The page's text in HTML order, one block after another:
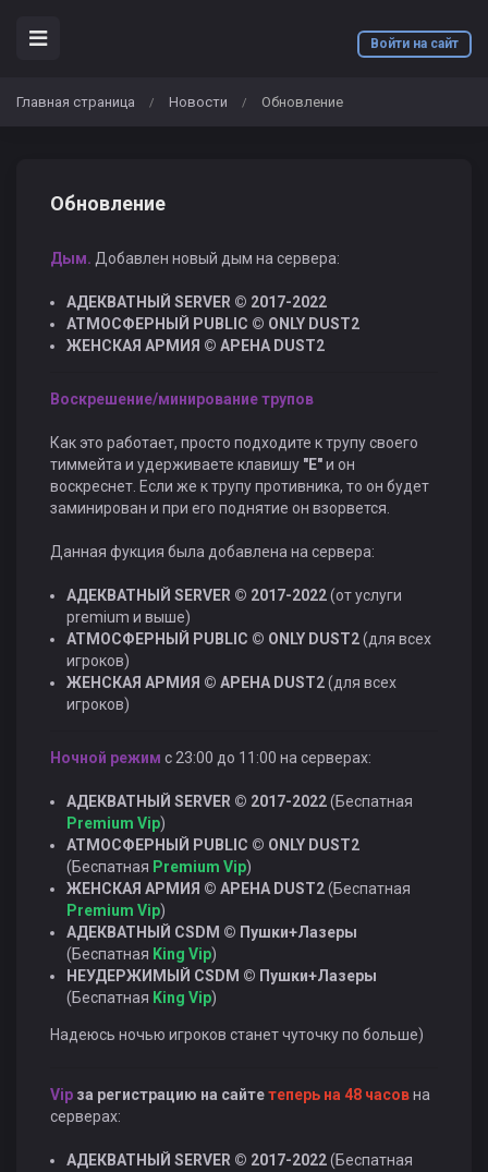
Войти на сайт
Главная страница / Новости / Обновление
Обновление
Дым. Добавлен новый дым на сервера:
АДЕКВАТНЫЙ SERVER © 2017-2022
АТМОСФЕРНЫЙ PUBLIC © ONLY DUST2
ЖЕНСКАЯ АРМИЯ © АРЕНА DUST2
Воскрешение/минирование трупов
Как это работает, просто подходите к трупу своего
тиммейта и удерживаете клавишу "Е"и он
воскреснет. Если же к трупу противника, то он будет
заминирован и при его поднятие он взорвется.
Данная фукция была добавлена на сервера:
АДЕКВАТНЫЙ SERVER © 2017-2022(от услуги
premium и выше)
АТМОСФЕРНЫЙ PUBLIC © ONLY DUST2(для всех
игроков)
ЖЕНСКАЯ АРМИЯ © АРЕНА DUST2(для всех
игроков)
Ночной режим с 23:00 до 11:00 на серверах:
АДЕКВАТНЫЙ SERVER © 2017-2022(Беспатная
Premium Vip)
АТМОСФЕРНЫЙ PUBLIC © ONLY DUST2
(Беспатная Premium Vip)
ЖЕНСКАЯ АРМИЯ © АРЕНА DUST2(Беспатная
Premium Vip)
АДЕКВАТНЫЙ CSDM © Пушки+Лазеры
(Беспатная King Vip)
НЕУДЕРЖИМЫЙ CSDM © Пушки+Лазеры
(Беспатная King Vip)
Надеюсь ночью игроков станет чуточку по больше)
Vip за регистрацию на сайтетеперь на 48 часовна
серверах:
АДЕКВАТНЫЙ SERVER © 2017-2022(Беспатная